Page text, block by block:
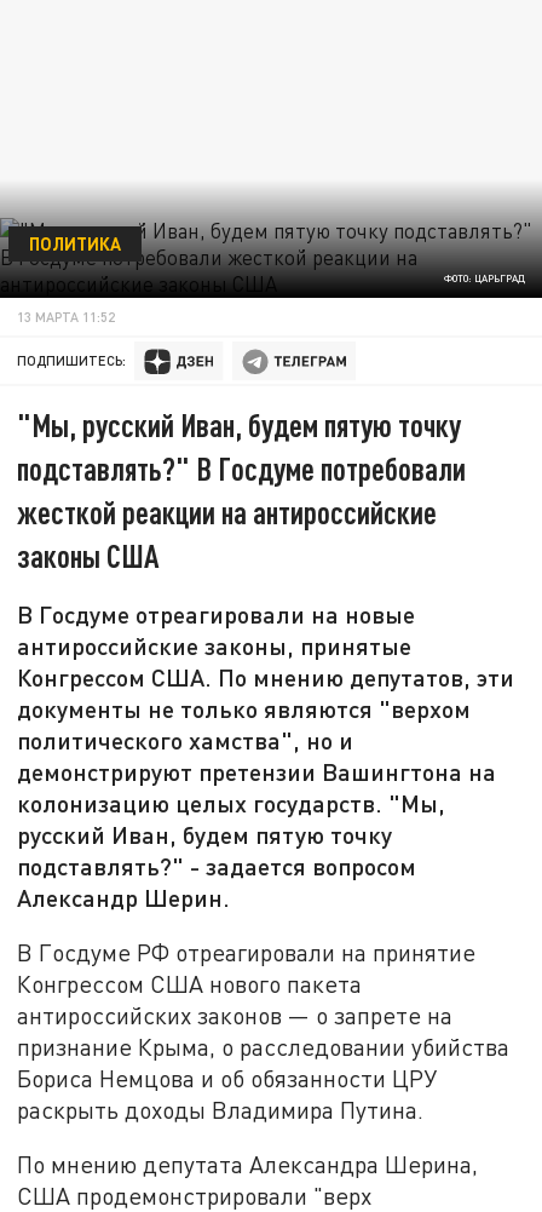
ФОТО: ЦАРЬГРАД
ПОЛИТИКА
13 МАРТА 11:52
ПОДПИШИТЕСЬ:
"Мы, русский Иван, будем пятую точку
подставлять?" В Госдуме потребовали
жесткой реакции на антироссийские
законы США
В Госдуме отреагировали на новые
антироссийские законы, принятые
Конгрессом США. По мнению депутатов, эти
документы не только являются "верхом
политического хамства", но и
демонстрируют претензии Вашингтона на
колонизацию целых государств. "Мы,
русский Иван, будем пятую точку
подставлять?" - задается вопросом
Александр Шерин.
В Госдуме РФ отреагировали на принятие
Конгрессом США нового пакета
антироссийских законов — о запрете на
признание Крыма, о расследовании убийства
Бориса Немцова и об обязанности ЦРУ
раскрыть доходы Владимира Путина.
По мнению депутата Александра Шерина,
США продемонстрировали "верх